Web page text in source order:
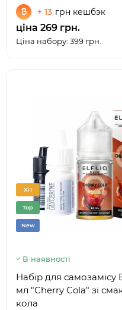
+ 13 грн кешбэк
ціна 269 грн.
Ціна набору: 399 грн.
Хіт
Top
New
В наявності
Набір для самозамісу
мл "Cherry Cola" зі
кола